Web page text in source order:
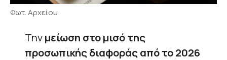
Φωτ. Αρχείου
Τηνμείωση στο μισό της
προσωπικής διαφοράς από το 2026